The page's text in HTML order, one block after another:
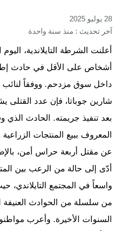
28 يوليو 2025
آخر تحديث : منذ سنة واحدة
أشخاص على الأقل في حادث
داخل سوق مزدحم. ووفقاً
شارين جوباتا، فإن عدد القتلى
بعد تنفيذ جريمته. الحادث
المعروف ببيع المنتجات الزراعية
عن مقتل أربعة حراس أمن،
أدّى إلى حالة من الرعب بين
واسعاً في المجتمع التايلاندي،
من سلسلة من الحوادث العنيفة
السنوات الأخيرة. وأعرب